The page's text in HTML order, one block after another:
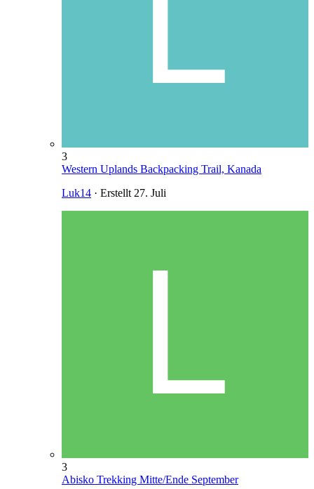
3
Western Uplands Backpacking Trail, Kanada
Luk14 · Erstellt 27. Juli
3
Abisko Trekking Mitte/Ende September